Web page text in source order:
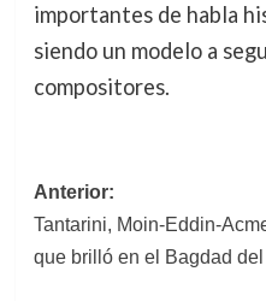
importantes de habla
siendo un modelo a
compositores.
Navegación
de
entradas
Anterior:
Tantarini, Moin-Eddin-
que brilló en el Bagdad del